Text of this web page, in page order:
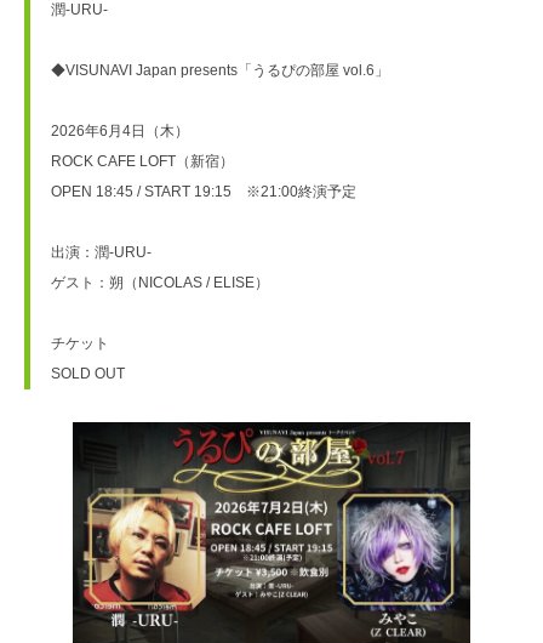
潤-URU-
◆VISUNAVI Japan presents「うるぴの部屋 vol.6」
2026年6月4日（木）
ROCK CAFE LOFT（新宿）
OPEN 18:45 / START 19:15　※21:00終演予定
出演：潤-URU-
ゲスト：朔（NICOLAS / ELISE）
チケット
SOLD OUT